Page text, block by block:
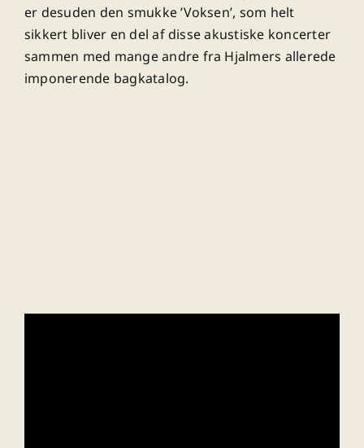
er desuden den smukke ’Voksen’, som helt
sikkert bliver en del af disse akustiske koncerter
sammen med mange andre fra Hjalmers allerede
imponerende bagkatalog.